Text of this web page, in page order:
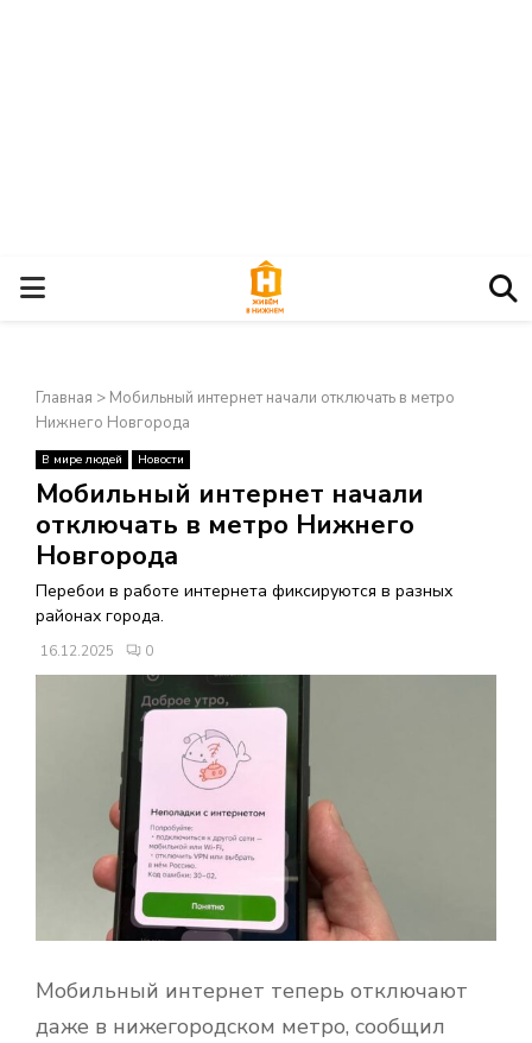
О
Н
О
В
Н
О
Ю
Главная > Мобильный интернет начали отключать в метро
Нижнего Новгорода
В мире людей Новости
Мобильный интернет начали
отключать в метро Нижнего
Новгорода
Перебои в работе интернета фиксируются в разных
районах города.
16.12.2025 0
Мобильный интернет теперь отключают
даже в нижегородском метро, сообщил